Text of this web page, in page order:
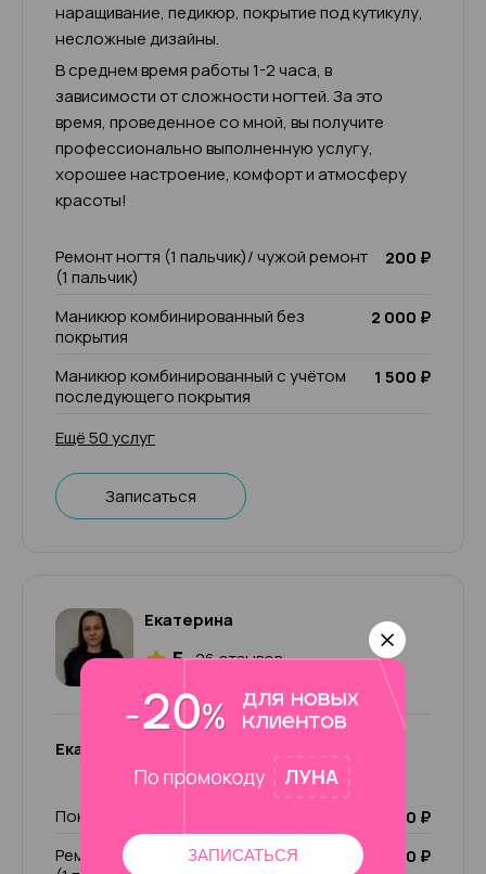
наращивание, педикюр, покрытие под кутикулу,
несложные дизайны.
В среднем время работы 1-2 часа, в
зависимости от сложности ногтей. За это
время, проведенное со мной, вы получите
профессионально выполненную услугу,
хорошее настроение, комфорт и атмосферу
красоты!
Ремонт ногтя (1 пальчик)/ чужой ремонт
(1 пальчик)
200 ₽
Маникюр комбинированный без
покрытия
2 000 ₽
Маникюр комбинированный с учётом
последующего покрытия
1 500 ₽
Ещё 50 услуг
Записаться
Екатерина
5 26 отзывов
Екатерина
Покрытие Лечебный лак
1 000 ₽
Ремонт ногтя (1 пальчик)/ чужой ремонт
200 ₽
ЗАПИСАТЬСЯ